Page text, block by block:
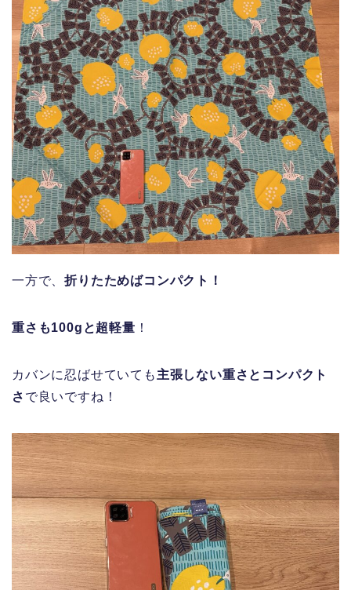
一方で、折りたためばコンパクト！
重さも100gと超軽量 ！
カバンに忍ばせていても 主張しない重さとコンパクト
さ で良いですね！